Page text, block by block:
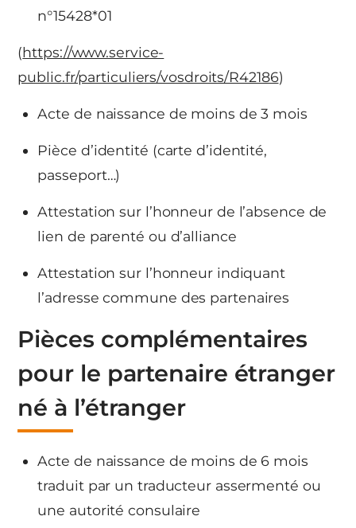
n°15428*01
(https://www.service-
public.fr/particuliers/vosdroits/R42186)
Acte de naissance de moins de 3 mois
Pièce d’identité (carte d’identité,
passeport…)
Attestation sur l’honneur de l’absence de
lien de parenté ou d’alliance
Attestation sur l’honneur indiquant
l’adresse commune des partenaires
Pièces complémentaires
pour le partenaire étranger
né à l’étranger
Acte de naissance de moins de 6 mois
traduit par un traducteur assermenté ou
une autorité consulaire